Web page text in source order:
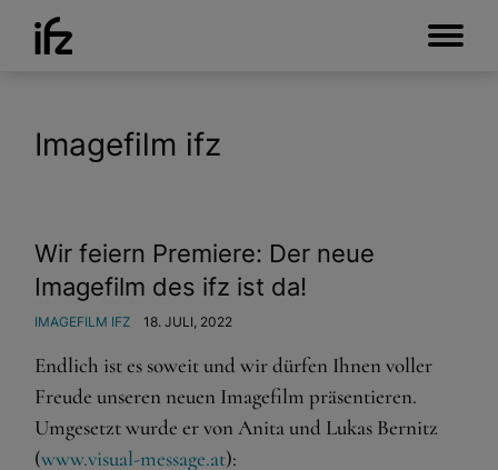
Imagefilm ifz
Wir feiern Premiere: Der neue
Imagefilm des ifz ist da!
IMAGEFILM IFZ 18. JULI, 2022
Endlich ist es soweit und wir dürfen Ihnen voller
Freude unseren neuen Imagefilm präsentieren.
Umgesetzt wurde er von Anita und Lukas Bernitz
(www.visual-message.at):